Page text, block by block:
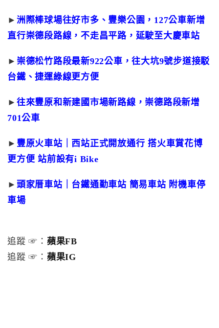
► 洲際棒球場往好市多、豐樂公園，127公車新增
直行崇德段路線，不走昌平路，延駛至大慶車站
► 崇德松竹路段最新922公車，往大坑9號步道接駁
台鐵、捷運綠線更方便
► 往來豐原和新建國市場新路線，崇德路段新增
701公車
► 豐原火車站｜西站正式開放通行 搭火車賞花博
更方便 站前設有i Bike
► 頭家厝車站｜台鐵通勤車站 簡易車站 附機車停
車場
追蹤 ☞： 蘋果FB
追蹤 ☞： 蘋果IG